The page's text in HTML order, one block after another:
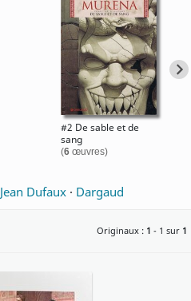
#2 De sable et de
sang
(6 œuvres)
Jean Dufaux · Dargaud
Originaux : 1 - 1 sur 1